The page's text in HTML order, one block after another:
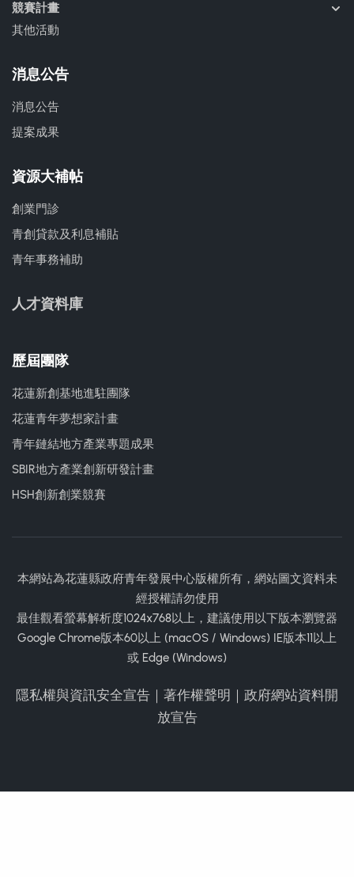
競賽計畫
其他活動
消息公告
消息公告
提案成果
資源大補帖
創業門診
青創貸款及利息補貼
青年事務補助
人才資料庫
歷屆團隊
花蓮新創基地進駐團隊
花蓮青年夢想家計畫
青年鏈結地方產業專題成果
SBIR地方產業創新研發計畫
HSH創新創業競賽
本網站為花蓮縣政府青年發展中心版權所有，網站圖文資料未
經授權請勿使用
最佳觀看螢幕解析度1024x768以上，建議使用以下版本瀏覽器
Google Chrome版本60以上 (macOS / Windows) IE版本11以上
或 Edge (Windows)
隱私權與資訊安全宣告 ｜ 著作權聲明 ｜ 政府網站資料開
放宣告